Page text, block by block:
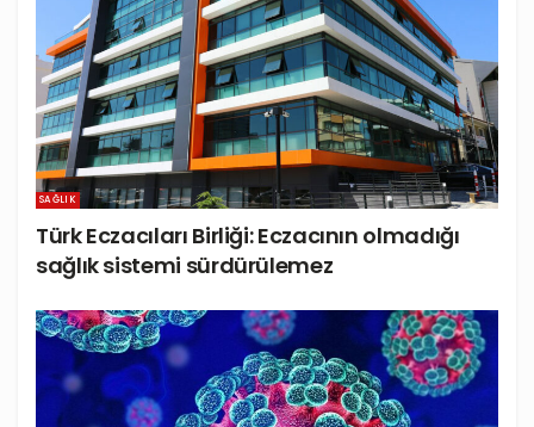
SAĞLIK
Türk Eczacıları Birliği: Eczacının olmadığı
sağlık sistemi sürdürülemez